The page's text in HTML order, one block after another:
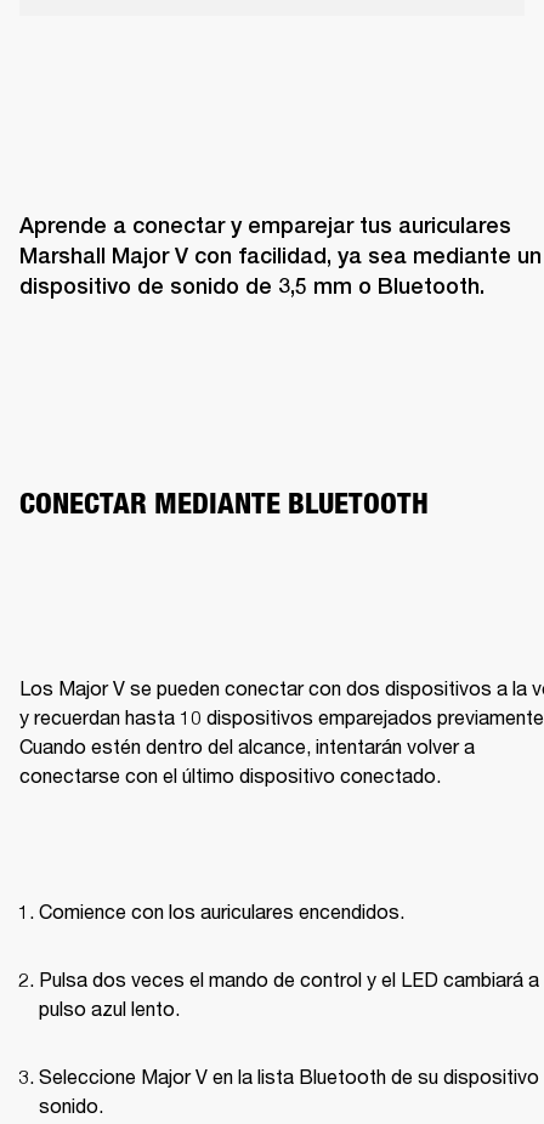
Aprende a conectar y emparejar tus auriculares
Marshall Major V con facilidad, ya sea mediante un
dispositivo de sonido de 3,5 mm o Bluetooth.
CONECTAR MEDIANTE BLUETOOTH
Los Major V se pueden conectar con dos dispositivos a la
y recuerdan hasta 10 dispositivos emparejados
Cuando estén dentro del alcance, intentarán volver a
conectarse con el último dispositivo conectado.
Comience con los auriculares encendidos.
Pulsa dos veces el mando de control y el LED cambiará a
pulso azul lento.
Seleccione Major V en la lista Bluetooth de su dispositivo
sonido.